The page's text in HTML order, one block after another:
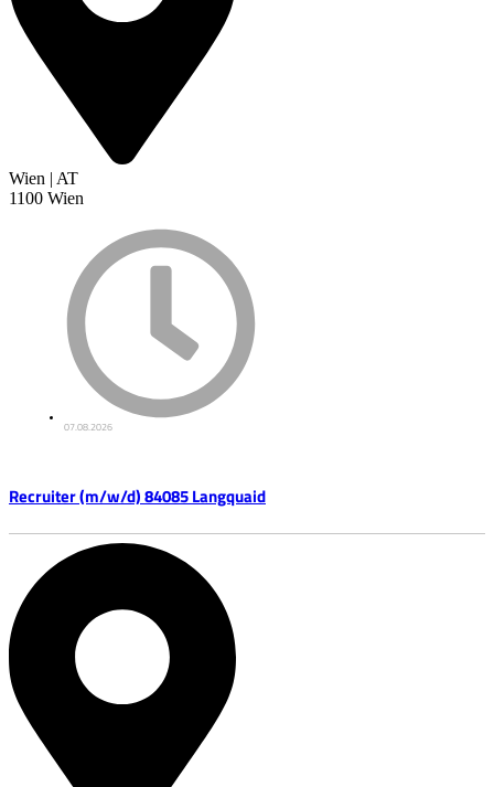
Wien | AT
1100 Wien
07.08.2026
Recruiter (m/w/d) 84085 Langquaid